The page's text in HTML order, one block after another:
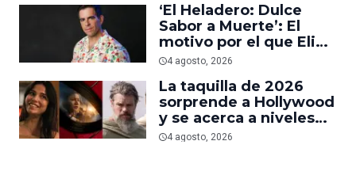
‘El Heladero: Dulce
Sabor a Muerte’: El
motivo por el que Eli
Roth se hartó de los
Hollywood e hizo su
nueva película gore
4 agosto, 2026
La taquilla de 2026
sorprende a Hollywood
y se acerca a niveles
anteriores a la
4 agosto, 2026